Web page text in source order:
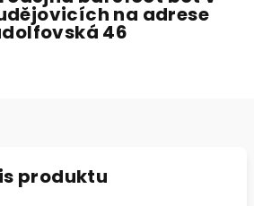
na adrese
46
produktu